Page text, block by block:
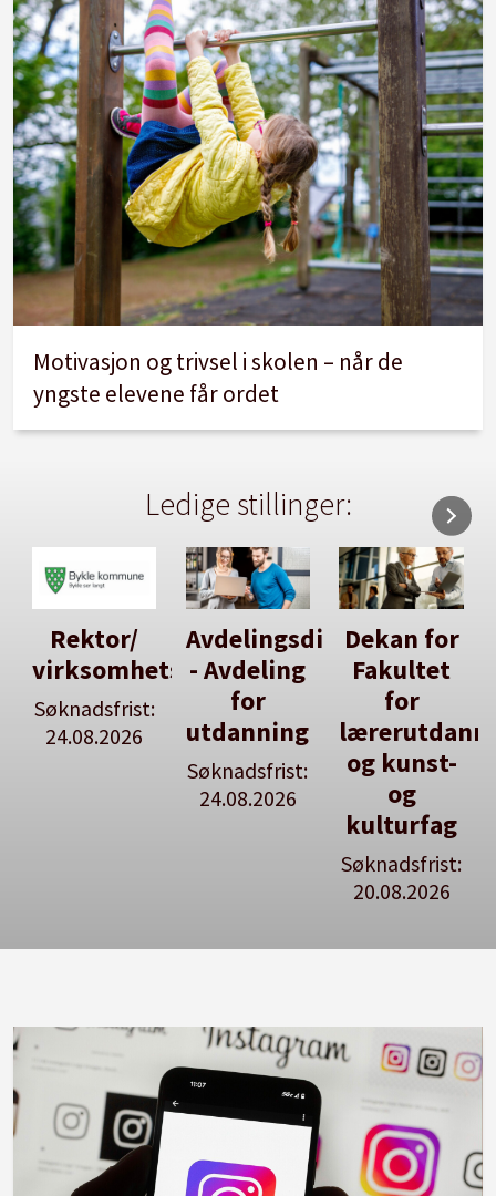
Motivasjon og trivsel i skolen – når de
yngste elevene får ordet
Ledige stillinger:
Avdelingsdirektør
- Avdeling
for
utdanning
Dekan for
Fakultet
for
lærerutdanning
og kunst-
og
Her kan
du utlyse
en ledig
stilling
Se våre
stillingspakker